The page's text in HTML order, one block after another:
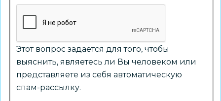
Этот вопрос задается для того, чтобы
выяснить, являетесь ли Вы человеком или
представляете из себя автоматическую
спам-рассылку.